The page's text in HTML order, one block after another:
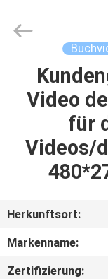
HAUS
PRODUKTE
FABRIK-
Ltd..
Video
für
Videos/
Herkunftsort:
Markenname:
Zertifizierung: